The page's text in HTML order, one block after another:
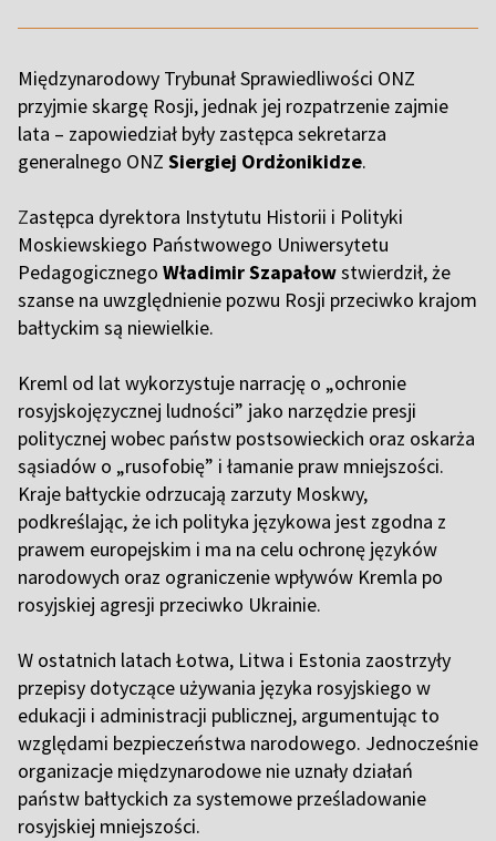
Międzynarodowy Trybunał Sprawiedliwości ONZ
przyjmie skargę Rosji, jednak jej rozpatrzenie zajmie
lata – zapowiedział były zastępca sekretarza
generalnego ONZ Siergiej Ordżonikidze.
Zastępca dyrektora Instytutu Historii i Polityki
Moskiewskiego Państwowego Uniwersytetu
Pedagogicznego Władimir Szapałowstwierdził, że
szanse na uwzględnienie pozwu Rosji przeciwko krajom
bałtyckim są niewielkie.
Kreml od lat wykorzystuje narrację o „ochronie
rosyjskojęzycznej ludności” jako narzędzie presji
politycznej wobec państw postsowieckich oraz oskarża
sąsiadów o „rusofobię” i łamanie praw mniejszości.
Kraje bałtyckie odrzucają zarzuty Moskwy,
podkreślając, że ich polityka językowa jest zgodna z
prawem europejskim i ma na celu ochronę języków
narodowych oraz ograniczenie wpływów Kremla po
rosyjskiej agresji przeciwko Ukrainie.
W ostatnich latach Łotwa, Litwa i Estonia zaostrzyły
przepisy dotyczące używania języka rosyjskiego w
edukacji i administracji publicznej, argumentując to
względami bezpieczeństwa narodowego. Jednocześnie
organizacje międzynarodowe nie uznały działań
państw bałtyckich za systemowe prześladowanie
rosyjskiej mniejszości.